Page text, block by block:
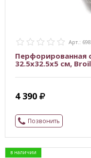
Арт.:
Перфорированная
32.5х32.5х5 см,
4 390
Позвонить
в наличии